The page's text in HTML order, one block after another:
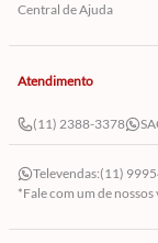
Central de Ajuda
Atendimento
(11) 2388-3378
Televendas:(11)
*Fale com um de